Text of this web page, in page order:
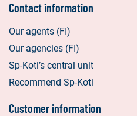
Contact information
Our agents (FI)
Our agencies (FI)
Sp-Koti’s central unit
Recommend Sp-Koti
Customer information